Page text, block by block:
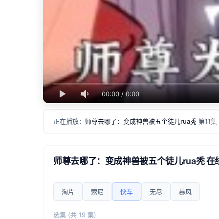
00:00 / 0:00
正在播放： 师尊去哪了：变成神兽被五个徒儿rua秃 第11集
师尊去哪了：变成神兽被五个徒儿rua秃 在
淘片 索尼 快车 无尽 暴风
选集 (共 19 集)